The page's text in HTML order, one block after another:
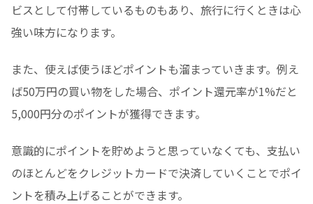
ビスとして付帯しているものもあり、旅行に行くときは心
強い味方になります。
また、使えば使うほどポイントも溜まっていきます。例え
ば50万円の買い物をした場合、ポイント還元率が1%だと
5,000円分のポイントが獲得できます。
意識的にポイントを貯めようと思っていなくても、支払い
のほとんどをクレジットカードで決済していくことでポイ
ントを積み上げることができます。